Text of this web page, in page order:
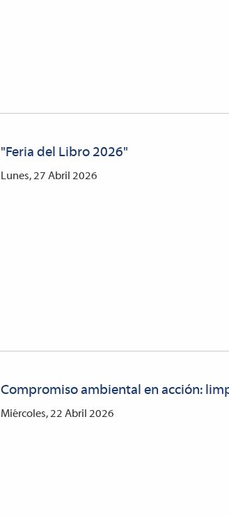
"Feria del Libro 2026"
Lunes, 27 Abril 2026
Compromiso ambiental en acción:
Miércoles, 22 Abril 2026